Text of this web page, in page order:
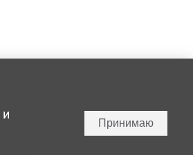
и
Принимаю